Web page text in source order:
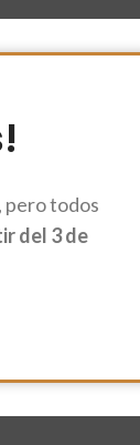
pero todos
del 3 de
TADO
Té